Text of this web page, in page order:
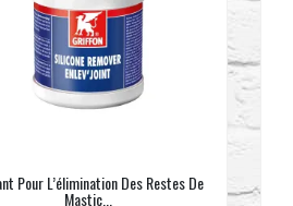
Pour L’élimination Des Restes De
Mastic...